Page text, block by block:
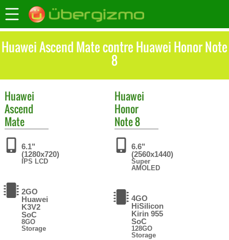
Huawei Ascend Mate contre Huawei Honor Note
8
Huawei
Ascend
Mate
6.1"
(1280x720)
IPS LCD
2GO
Huawei
K3V2
SoC
8GO
Storage
Huawei
Honor
Note 8
6.6"
(2560x1440)
Super
AMOLED
4GO
HiSilicon
Kirin 955
SoC
128GO
Storage